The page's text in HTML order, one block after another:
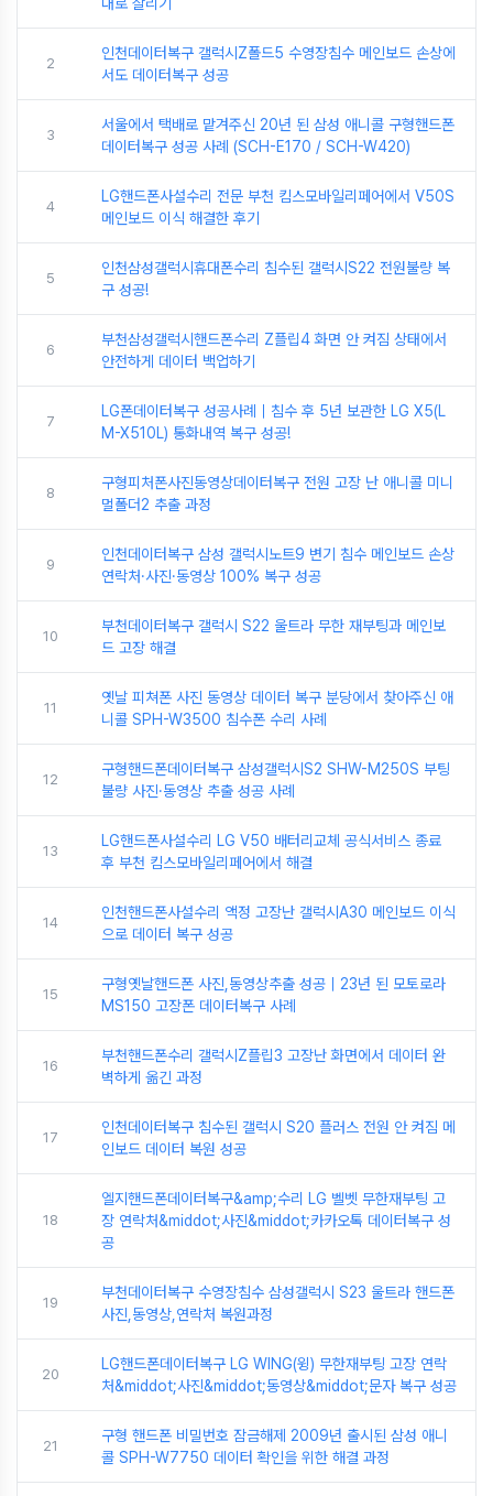
2
인천데이터복구 갤럭시Z폴드5 수영장침수 메인보드 손상에
서도 데이터복구 성공
3
서울에서 택배로 맡겨주신 20년 된 삼성 애니콜 구형핸드폰
데이터복구 성공 사례 (SCH-E170 / SCH-W420)
4
LG핸드폰사설수리 전문 부천 킴스모바일리페어에서 V50S
메인보드 이식 해결한 후기
5
인천삼성갤럭시휴대폰수리 침수된 갤럭시S22 전원불량 복
구 성공!
6
부천삼성갤럭시핸드폰수리 Z플립4 화면 안 켜짐 상태에서
안전하게 데이터 백업하기
7
LG폰데이터복구 성공사례｜침수 후 5년 보관한 LG X5(L
M-X510L) 통화내역 복구 성공!
8
구형피처폰사진동영상데이터복구 전원 고장 난 애니콜 미니
멀폴더2 추출 과정
9
인천데이터복구 삼성 갤럭시노트9 변기 침수 메인보드 손상
연락처·사진·동영상 100% 복구 성공
10
부천데이터복구 갤럭시 S22 울트라 무한 재부팅과 메인보
드 고장 해결
11
옛날 피쳐폰 사진 동영상 데이터 복구 분당에서 찾아주신 애
니콜 SPH-W3500 침수폰 수리 사례
12
구형핸드폰데이터복구 삼성갤럭시S2 SHW-M250S 부팅
불량 사진·동영상 추출 성공 사례
13
LG핸드폰사설수리 LG V50 배터리교체 공식서비스 종료
후 부천 킴스모바일리페어에서 해결
14
인천핸드폰사설수리 액정 고장난 갤럭시A30 메인보드 이식
으로 데이터 복구 성공
15
구형옛날핸드폰 사진,동영상추출 성공｜23년 된 모토로라
MS150 고장폰 데이터복구 사례
16
부천핸드폰수리 갤럭시Z플립3 고장난 화면에서 데이터 완
벽하게 옮긴 과정
17
인천데이터복구 침수된 갤럭시 S20 플러스 전원 안 켜짐 메
인보드 데이터 복원 성공
18
엘지핸드폰데이터복구&amp;수리 LG 벨벳 무한재부팅 고
장 연락처&middot;사진&middot;카카오톡 데이터복구 성
공
19
부천데이터복구 수영장침수 삼성갤럭시 S23 울트라 핸드폰
사진,동영상,연락처 복원과정
20
LG핸드폰데이터복구 LG WING(윙) 무한재부팅 고장 연락
처&middot;사진&middot;동영상&middot;문자 복구 성공
21
구형 핸드폰 비밀번호 잠금해제 2009년 출시된 삼성 애니
콜 SPH-W7750 데이터 확인을 위한 해결 과정